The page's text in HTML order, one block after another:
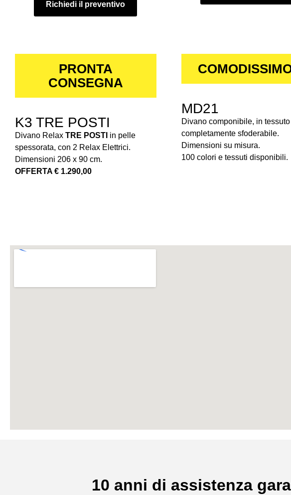
Richiedi il preventivo
PRONTA
CONSEGNA
K3 TRE POSTI
Divano Relax TRE POSTI in pelle
spessorata, con 2 Relax Elettrici.
Dimensioni 206 x 90 cm.
OFFERTA € 1.290,00
MD21
Divano componibile, in tessuto
completamente sfoderabile.
Dimensioni su misura.
100 colori e tessuti disponibili.
10 anni di assistenza